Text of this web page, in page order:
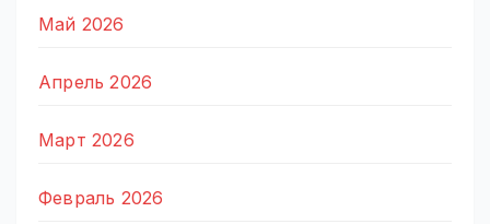
Май 2026
Апрель 2026
Март 2026
Февраль 2026